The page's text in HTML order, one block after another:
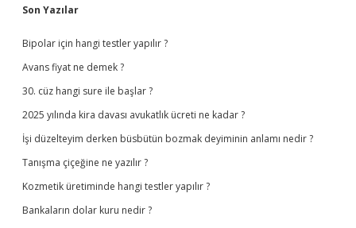
Sidebar
Son Yazılar
Bipolar için hangi testler yapılır ?
Avans fiyat ne demek ?
30. cüz hangi sure ile başlar ?
2025 yılında kira davası avukatlık ücreti ne kadar ?
İşi düzelteyim derken büsbütün bozmak deyiminin anlamı nedir ?
Tanışma çiçeğine ne yazılır ?
Kozmetik üretiminde hangi testler yapılır ?
Bankaların dolar kuru nedir ?